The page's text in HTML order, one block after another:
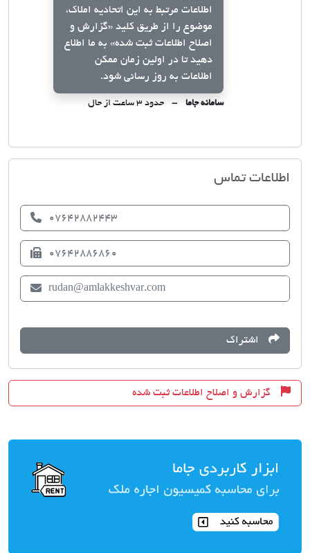
اطلاعات مرتبط به این اتحادیه املاک،
موضوع را از طریق کلید «گزارش و
اصلاح اطلاعات ثبت شده» به ما اطلاع
دهید تا در اولین زمان ممکن
اطلاعات به روز رسانی شود.
سامانه جاما حدود ۳ ساعت از حال
اطلاعات تماس
07642882443
07642886860
rudan@amlakkeshvar.com
اشتراک
گزارش و اصلاح اطلاعات ثبت شده